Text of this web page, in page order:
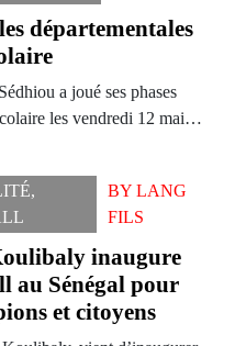
départementales
a joué ses phases
les vendredi 12 mai…
,
BYLANG
FILS
inaugure
au Sénégal pour
et citoyens